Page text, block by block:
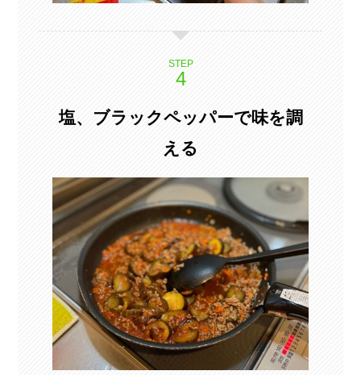
STEP
塩、ブラックペッパーで味を調
える